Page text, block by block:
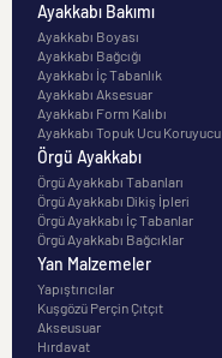
Ayakkabı Bakımı
Ayakkabı Boyası
Ayakkabı Bağcığı
Ayakkabı İç Tabanlık
Ayakkabı Aksesuar
Ayakkabı Form Kalıbı
Ayakkabı Topuk Ucu Koruyucu
Örgü Ayakkabı
Örgü Ayakkabı Tabanları
Örgü Ayakkabı Dikiş İpleri
Örgü Ayakkabı İç Tabanlar
Örgü Ayakkabı Bağcıklar
Yan Malzemeler
Yapıştırıcılar
Kuşgözü Perçin Çıtçıt
Akseusuar
Hırdavat